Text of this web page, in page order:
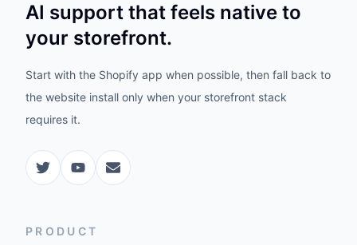
AI support that feels native to
your storefront.
Start with the Shopify app when possible, then fall back to
the website install only when your storefront stack
requires it.
PRODUCT